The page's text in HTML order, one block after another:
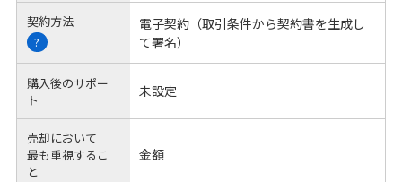
契約方法
?
電子契約（取引条件から契約書を生成し
て署名）
購入後のサポー
ト
未設定
売却において
最も重視するこ
と
金額